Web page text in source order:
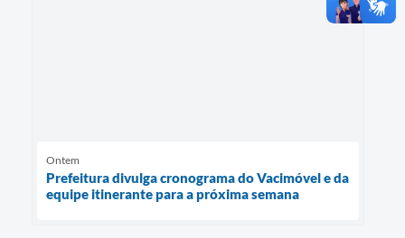
Ontem
Prefeitura divulga cronograma do Vacimóvel e da
equipe itinerante para a próxima semana